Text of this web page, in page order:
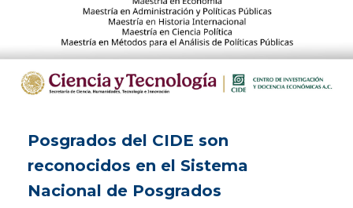
Posgrados del CIDE son
reconocidos en el Sistema
Nacional de Posgrados